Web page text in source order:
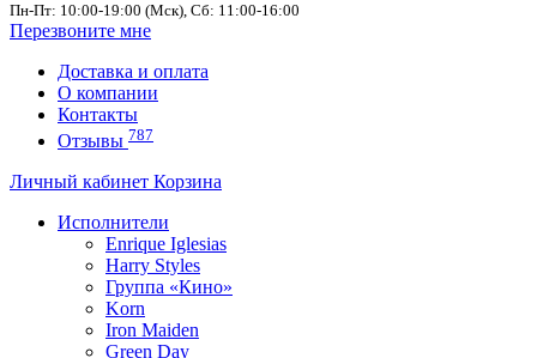
Пн-Пт: 10:00-19:00 (Мск), Сб: 11:00-16:00
Перезвоните мне
Доставка и оплата
О компании
Контакты
Отзывы 787
Личный кабинет Корзина
Исполнители
Enrique Iglesias
Harry Styles
Группа «Кино»
Korn
Iron Maiden
Green Day